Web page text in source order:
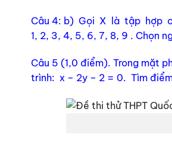
Câu 4: b) Gọi X là tập hợp
1, 2, 3, 4, 5, 6, 7, 8, 9 . Chọn
Câu 5 (1,0 điểm). Trong mặt
trình: x – 2y – 2 = 0. Tìm